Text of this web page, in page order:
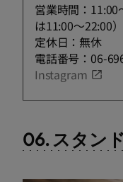
営業時間：11:00
は11:00〜22:00）
定休日：無休
電話番号：06-
Instagram
06. スタン